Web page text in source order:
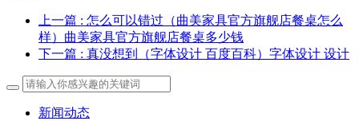
上一篇 : 怎么可以错过（曲美家具官方旗舰店餐桌怎么
样）曲美家具官方旗舰店餐桌多少钱
下一篇 : 真没想到（字体设计 百度百科）字体设计 设计
新闻动态